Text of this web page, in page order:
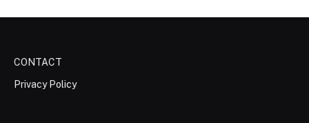
CONTACT
Privacy Policy